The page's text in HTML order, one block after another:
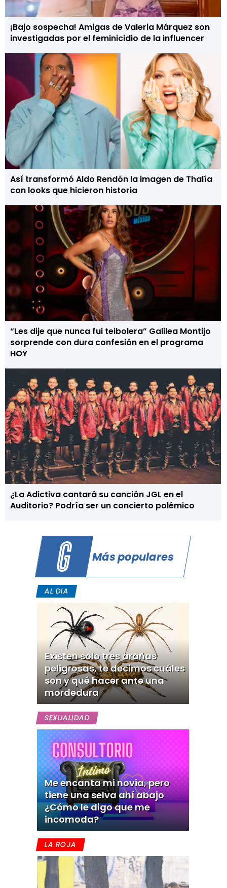
¡Bajo sospecha! Amigas de Valeria Márquez son
investigadas por el feminicidio de la influencer
Así transformó Aldo Rendón la imagen de Thalía
con looks que hicieron historia
“Les dije que nunca fui teibolera” Galilea Montijo
sorprende con dura confesión en el programa
HOY
¿La Adictiva cantará su canción JGL en el
Auditorio? Podría ser un concierto polémico
Más populares
AL DIA
Existen solo tres arañas
peligrosas, te decimos cuáles
son y qué hacer ante una
mordedura
SEXUALIDAD
Me encanta mi novia, pero
tiene una selva ahí abajo
¿Cómo le digo que me
incomoda?
LA ROJA